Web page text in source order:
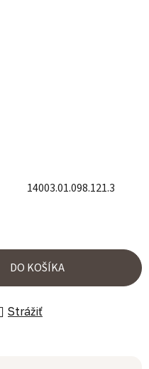
14003.01.098.121.3
DO KOŠÍKA
Strážiť